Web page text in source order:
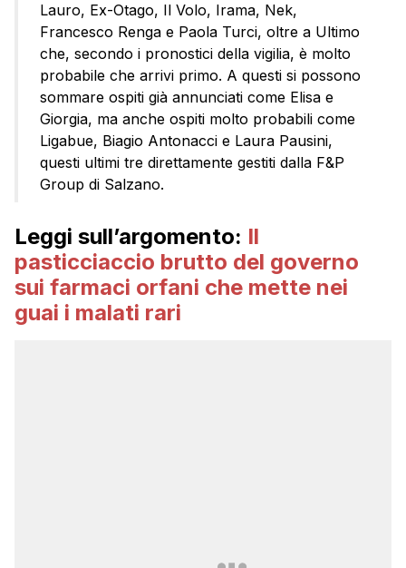
Lauro, Ex-Otago, Il Volo, Irama, Nek,
Francesco Renga e Paola Turci, oltre a Ultimo
che, secondo i pronostici della vigilia, è molto
probabile che arrivi primo. A questi si possono
sommare ospiti già annunciati come Elisa e
Giorgia, ma anche ospiti molto probabili come
Ligabue, Biagio Antonacci e Laura Pausini,
questi ultimi tre direttamente gestiti dalla F&P
Group di Salzano.
Leggi sull’argomento: Il
pasticciaccio brutto del governo
sui farmaci orfani che mette nei
guai i malati rari